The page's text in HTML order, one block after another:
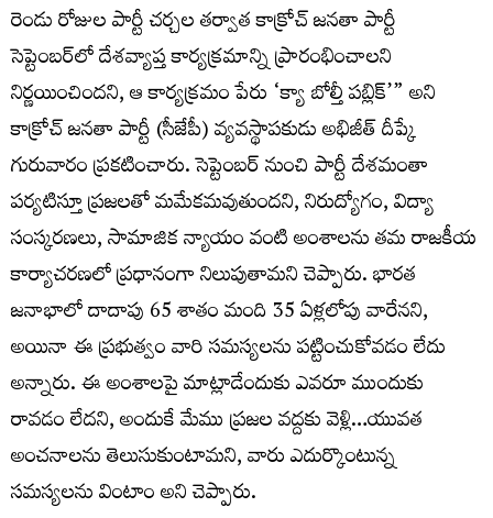
రెండు రోజుల పార్టీ చర్చల తర్వాత కాక్రోచ్ జనతా పార్టీ
సెప్టెంబర్‌లో దేశవ్యాప్త కార్యక్రమాన్ని ప్రారంభించాలని
నిర్ణయించిందని, ఆ కార్యక్రమం పేరు ‘క్యా బోల్తీ పబ్లిక్’” అని
కాక్రోచ్ జనతా పార్టీ (సీజేపీ) వ్యవస్థాపకుడు అభిజీత్ దీప్కే
గురువారం ప్రకటించారు. సెప్టెంబర్ నుంచి పార్టీ దేశమంతా
పర్యటిస్తూ ప్రజలతో మమేకమవుతుందని, నిరుద్యోగం, విద్యా
సంస్కరణలు, సామాజిక న్యాయం వంటి అంశాలను తమ రాజకీయ
కార్యాచరణలో ప్రధానంగా నిలుపుతామని చెప్పారు. భారత
జనాభాలో దాదాపు 65 శాతం మంది 35 ఏళ్లలోపు వారేనని,
అయినా ఈ ప్రభుత్వం వారి సమస్యలను పట్టించుకోవడం లేదు
అన్నారు. ఈ అంశాలపై మాట్లాడేందుకు ఎవరూ ముందుకు
రావడం లేదని, అందుకే మేము ప్రజల వద్దకు వెళ్లి…యువత
అంచనాలను తెలుసుకుంటామని, వారు ఎదుర్కొంటున్న
సమస్యలను వింటాం అని చెప్పారు.